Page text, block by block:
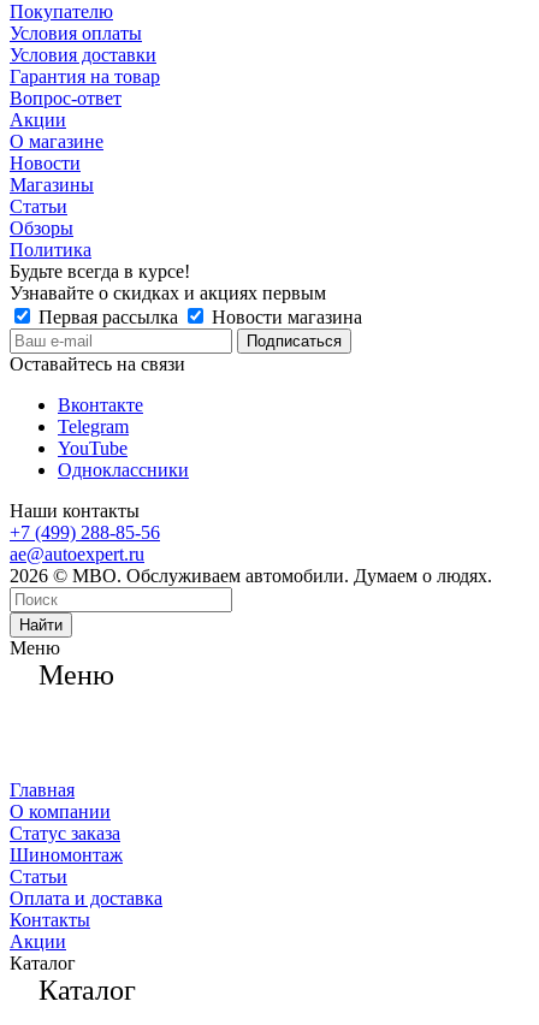
Покупателю
Условия оплаты
Условия доставки
Гарантия на товар
Вопрос-ответ
Акции
О магазине
Новости
Магазины
Статьи
Обзоры
Политика
Будьте всегда в курсе!
Узнавайте о скидках и акциях первым
Первая рассылка
Новости магазина
Оставайтесь на связи
Вконтакте
Telegram
YouTube
Одноклассники
Наши контакты
+7 (499) 288-85-56
ae@autoexpert.ru
2026 © МВО. Обслуживаем автомобили. Думаем о людях.
Найти
Меню
Меню
Главная
О компании
Статус заказа
Шиномонтаж
Статьи
Оплата и доставка
Контакты
Акции
Каталог
Каталог